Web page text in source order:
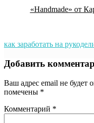
«Handmade» от
как заработать на
Добавить
Ваш адрес email не будет
помечены *
Комментарий *